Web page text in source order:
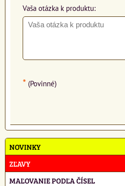
Vaša otázka k produktu:
* (Povinné)
NOVINKY
ZĽAVY
MAĽOVANIE PODĽA ČÍSEL